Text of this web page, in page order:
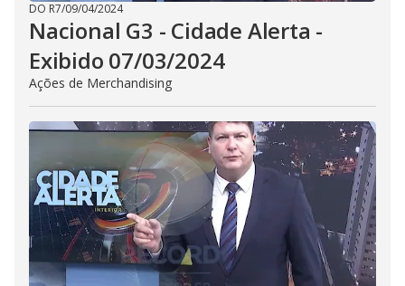
DO R7/09/04/2024
Nacional G3 - Cidade Alerta -
Exibido 07/03/2024
Ações de Merchandising